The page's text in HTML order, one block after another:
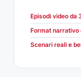
Episodi video da
Format narrativo
Scenari reali e